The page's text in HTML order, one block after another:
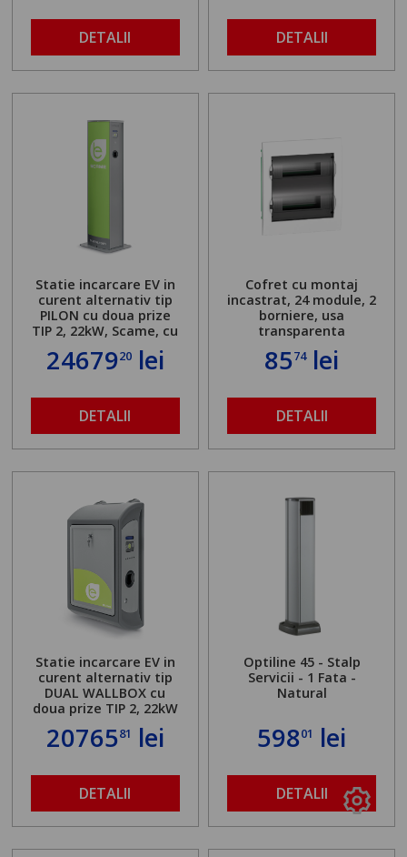
DETALII DETALII
Statie incarcare EV in
curent alternativ tip
PILON cu doua prize
TIP 2, 22kW, Scame, cu
2467920lei
DETALII
Cofret cu montaj
incastrat, 24 module, 2
borniere, usa
transparenta
8574lei
DETALII
Statie incarcare EV in
curent alternativ tip
DUAL WALLBOX cu
doua prize TIP 2, 22kW
2076581 lei
DETALII
Optiline 45 - Stalp
Servicii - 1 Fata -
Natural
59801 lei
DETALII